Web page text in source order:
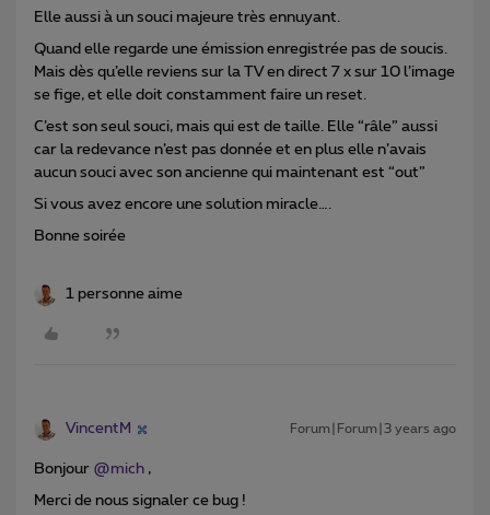
Elle aussi à un souci majeure très ennuyant.
Quand elle regarde une émission enregistrée pas de soucis.
Mais dès qu’elle reviens sur la TV en direct 7 x sur 10 l’image
se fige, et elle doit constamment faire un reset.
C’est son seul souci, mais qui est de taille. Elle “râle” aussi
car la redevance n’est pas donnée et en plus elle n’avais
aucun souci avec son ancienne qui maintenant est “out”
Si vous avez encore une solution miracle….
Bonne soirée
1 personne aime
VincentM Forum|Forum|3 years ago
Bonjour @mich ,
Merci de nous signaler ce bug !